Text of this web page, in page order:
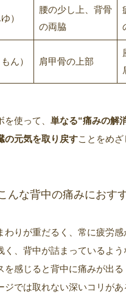
）
腰の少し上、背骨
の両脇
ん） 肩甲骨の上部
を使って、 単なる“痛みの解
の元気を取り戻すことをめ
んな背中の痛みにおす
りが重だるく、常に疲労感
、背中が詰まっているよう
感じると背中に痛みが出る
では取れない深いコリがあ